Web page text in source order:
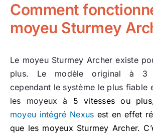
Comment
moyeu Sturmey
Le moyeu Sturmey Archer existe
plus. Le modèle original à 3
cependant le système le plus fiable
les moyeux à 5 vitesses ou
moyeu intégré Nexus est en effet
que les moyeux Sturmey Archer.